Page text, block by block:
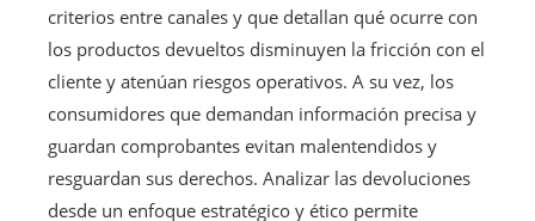
criterios entre canales y que detallan qué ocurre con
los productos devueltos disminuyen la fricción con el
cliente y atenúan riesgos operativos. A su vez, los
consumidores que demandan información precisa y
guardan comprobantes evitan malentendidos y
resguardan sus derechos. Analizar las devoluciones
desde un enfoque estratégico y ético permite